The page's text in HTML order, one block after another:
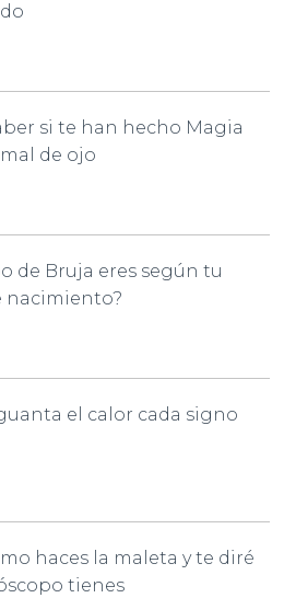
si te han hecho Magia
de ojo
de Bruja eres según tu
nacimiento?
el calor cada signo
haces la maleta y te diré
tienes